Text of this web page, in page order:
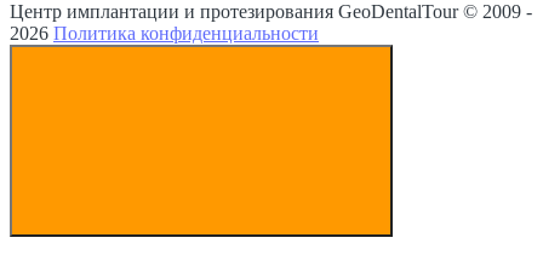
Центр имплантации и протезирования GeoDentalTour © 2009 -
2026 Политика конфиденциальности